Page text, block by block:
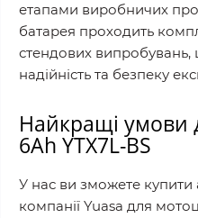
етапами виробничих
батарея проходить
стендових
надійність та безпеку
Найкращі умови
6Ah YTX7L-BS
У нас ви зможете
компанії Yuasa для